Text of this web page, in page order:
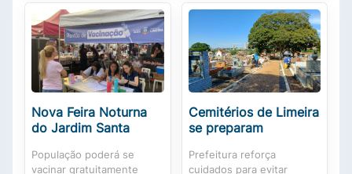
Nova Feira Noturna
do Jardim Santa
População poderá se
vacinar gratuitamente
Cemitérios de Limeira
se preparam
Prefeitura reforça
cuidados para evitar